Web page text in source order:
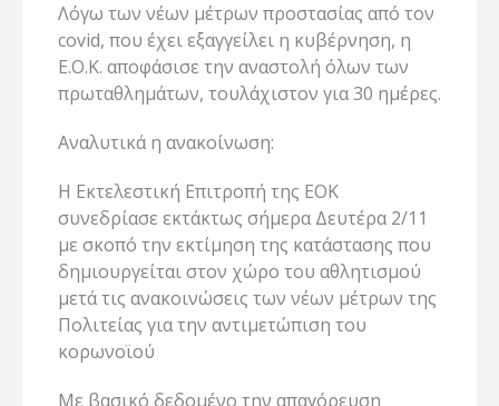
Λόγω των νέων μέτρων προστασίας από τον
covid, που έχει εξαγγείλει η κυβέρνηση, η
Ε.Ο.Κ. αποφάσισε την αναστολή όλων των
πρωταθλημάτων, τουλάχιστον για 30 ημέρες.
Αναλυτικά η ανακοίνωση:
Η Εκτελεστική Επιτροπή της ΕΟΚ
συνεδρίασε εκτάκτως σήμερα Δευτέρα 2/11
με σκοπό την εκτίμηση της κατάστασης που
δημιουργείται στον χώρο του αθλητισμού
μετά τις ανακοινώσεις των νέων μέτρων της
Πολιτείας για την αντιμετώπιση του
κορωνοϊού
Με βασικό δεδομένο την απαγόρευση